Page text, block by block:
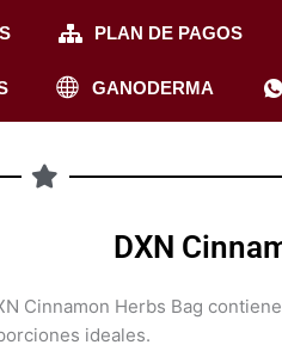
PLAN DE PAGOS
GANODERMA
DXN
Cinnamon Herbs Bag
ideales.